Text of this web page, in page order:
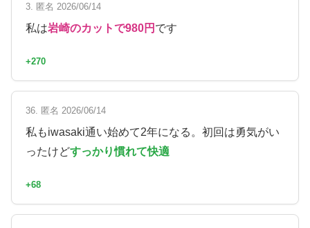
3. 匿名 2026/06/14
私は岩崎のカットで980円 です
+270
36. 匿名 2026/06/14
私もiwasaki通い始めて2年になる。初回は勇気がい
ったけどすっかり慣れて快適
+68